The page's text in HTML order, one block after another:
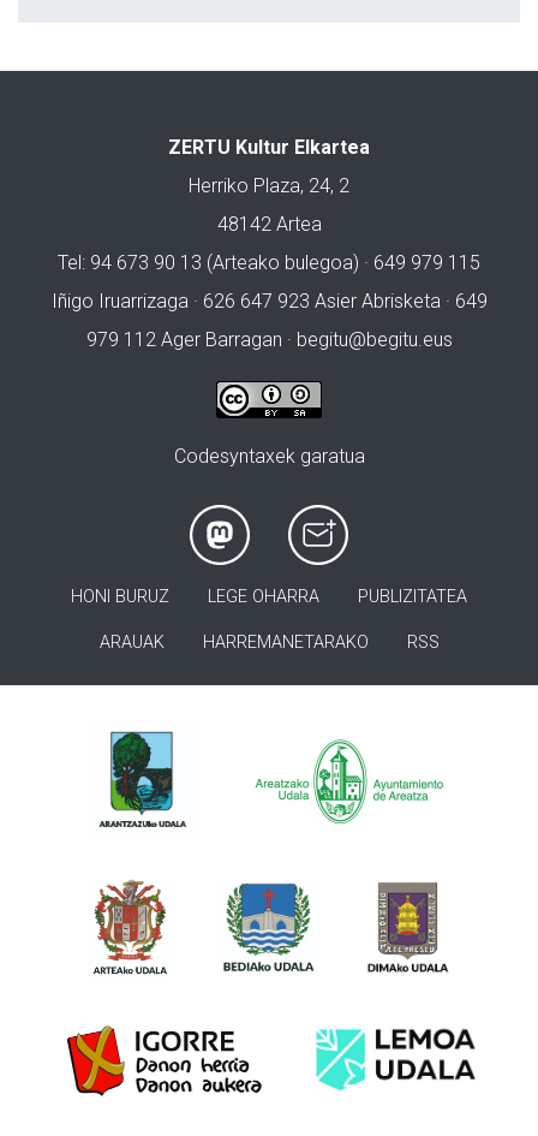
ZERTU Kultur Elkartea
Herriko Plaza, 24, 2
48142 Artea
Tel: 94 673 90 13 (Arteako bulegoa) · 649 979 115
Iñigo Iruarrizaga · 626 647 923 Asier Abrisketa · 649
979 112 Ager Barragan · begitu@begitu.eus
Codesyntaxek garatua
HONI BURUZ LEGE OHARRA PUBLIZITATEA
ARAUAK HARREMANETARAKO RSS